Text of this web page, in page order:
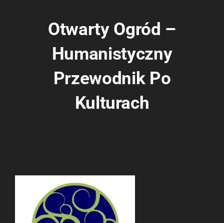
Otwarty Ogród –
Humanistyczny
Przewodnik Po
Kulturach